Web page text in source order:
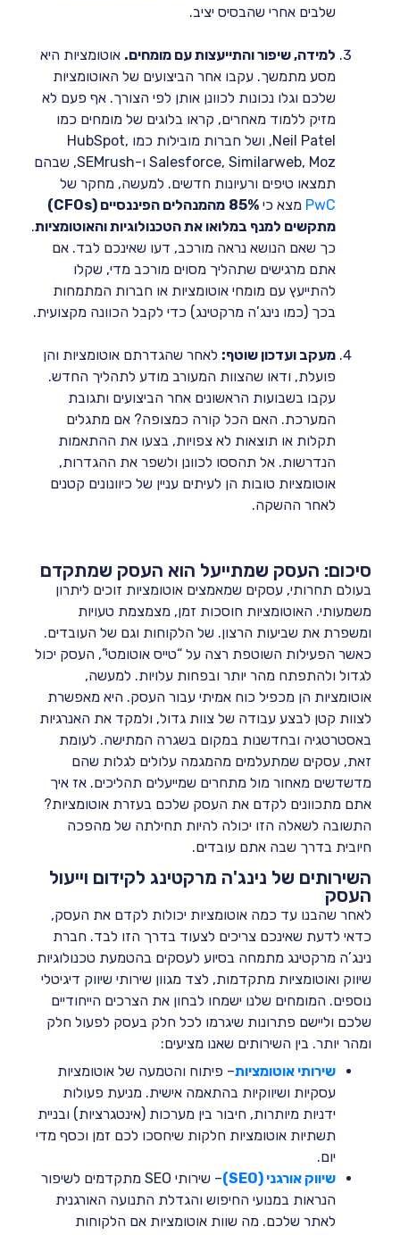
שלבים אחרי שהבסיס יציב.
למידה, שיפור והתייעצות עם מומחים. אוטומציות היא
מסע מתמשך. עקבו אחר הביצועים של האוטומציות
שלכם וגלו נכונות לכוונן אותן לפי הצורך. אף פעם לא
מזיק ללמוד מאחרים, קראו בלוגים של מומחים כמו
Neil Patel, ושל חברות מובילות כמו HubSpot,
Salesforce, Similarweb, Moz ו-SEMrush, שבהם
תמצאו טיפים ורעיונות חדשים. למעשה, מחקר של
PwC מצא כי85%
מהמנהלים הפיננסיים (CFOs)
מתקשים למנף במלואו את הטכנולוגיות והאוטומציות.
כך שאם הנושא נראה מורכב, דעו שאינכם לבד. אם
אתם מרגישים שתהליך מסוים מורכב מדי, שקלו
להתייעץ עם מומחי אוטומציות או חברות המתמחות
בכך (כמו נינג’ה מרקטינג) כדי לקבל הכוונה מקצועית.
מעקב ועדכון שוטף: לאחר שהגדרתם אוטומציות והן
פועלת, ודאו שהצוות המעורב מודע לתהליך החדש.
עקבו בשבועות הראשונים אחר הביצועים ותגובת
המערכת. האם הכל קורה כמצופה? אם מתגלים
תקלות או תוצאות לא צפויות, בצעו את ההתאמות
הנדרשות. אל תהססו לכוונן ולשפר את ההגדרות,
אוטומציות טובות הן לעיתים עניין של כיוונונים קטנים
לאחר ההשקה.
סיכום: העסק שמתייעל הוא העסק שמתקדם
בעולם תחרותי, עסקים שמאמצים אוטומציות זוכים ליתרון
משמעותי. האוטומציות חוסכות זמן, מצמצמת טעויות
ומשפרת את שביעות הרצון. של הלקוחות וגם של העובדים.
כאשר הפעילות השוטפת רצה על “טייס אוטומטי”, העסק יכול
לגדול ולהתפתח מהר יותר ובפחות עלויות. למעשה,
אוטומציות הן מכפיל כוח אמיתי עבור העסק. היא מאפשרת
לצוות קטן לבצע עבודה של צוות גדול, ולמקד את האנרגיות
באסטרטגיה ובחדשנות במקום בשגרה המתישה. לעומת
זאת, עסקים שמתעלמים מהמגמה עלולים לגלות שהם
מדשדשים מאחור מול מתחרים שמייעלים תהליכים. אז איך
אתם מתכוונים לקדם את העסק שלכם בעזרת אוטומציות?
התשובה לשאלה הזו יכולה להיות תחילתה של מהפכה
חיובית בדרך שבה אתם עובדים.
השירותים של נינג'ה מרקטינג לקידום וייעול
העסק
לאחר שהבנו עד כמה אוטומציות יכולות לקדם את העסק,
כדאי לדעת שאינכם צריכים לצעוד בדרך הזו לבד. חברת
נינג’ה מרקטינג מתמחה בסיוע לעסקים בהטמעת טכנולוגיות
שיווק ואוטומציות מתקדמות, לצד מגוון שירותי שיווק דיגיטלי
נוספים. המומחים שלנו ישמחו לבחון את הצרכים הייחודיים
שלכם וליישם פתרונות שיגרמו לכל חלק בעסק לפעול חלק
ומהר יותר. בין השירותים שאנו מציעים:
שירותי אוטומציות– פיתוח והטמעה של אוטומציות
עסקיות ושיווקיות בהתאמה אישית. מניעת פעולות
ידניות מיותרות, חיבור בין מערכות (אינטגרציות) ובניית
תשתיות אוטומציות חלקות שיחסכו לכם זמן וכסף מדי
יום.
שיווק אורגני (SEO)
– שירותי SEO מתקדמים לשיפור
הנראות במנועי החיפוש והגדלת התנועה האורגנית
לאתר שלכם. מה שוות אוטומציות אם הלקוחות